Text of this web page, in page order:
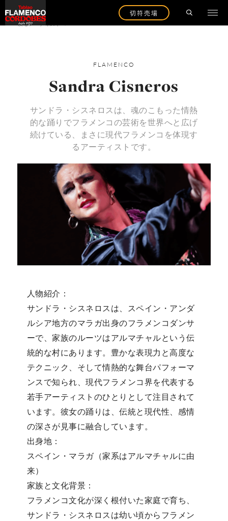
切符売場
戻るアーティストへ
FLAMENCO
Sandra Cisneros
サンドラ・シスネロスは、魂のこもった情熱
的な踊りでフラメンコの芸術を世界へと広げ
続けている、まさに現代フラメンコを体現す
るアーティストです。
人物紹介：
サンドラ・シスネロスは、スペイン・アンダ
ルシア地方のマラガ出身のフラメンコダンサ
ーで、家族のルーツはアルマチャルという伝
統的な村にあります。豊かな表現力と高度な
テクニック、そして情熱的な舞台パフォーマ
ンスで知られ、現代フラメンコ界を代表する
若手アーティストのひとりとして注目されて
います。彼女の踊りは、伝統と現代性、感情
の深さが見事に融合しています。
出身地：
スペイン・マラガ（家系はアルマチャルに由
来）
家族と文化背景：
フラメンコ文化が深く根付いた家庭で育ち、
サンドラ・シスネロスは幼い頃からフラメン